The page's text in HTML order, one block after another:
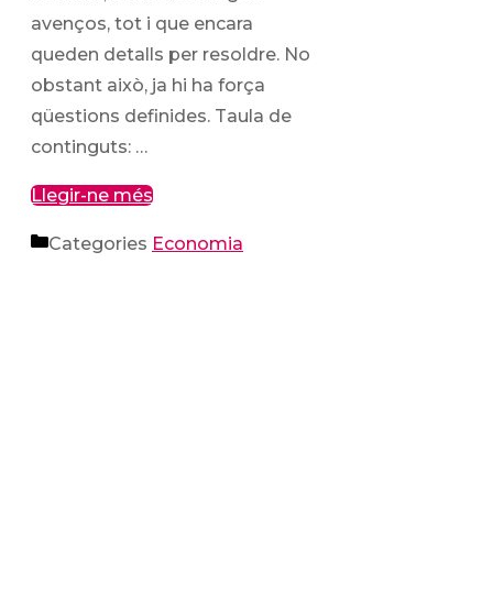
avenços, tot i que encara
queden detalls per resoldre. No
obstant això, ja hi ha força
qüestions definides. Taula de
continguts: …
Llegir-ne més
Categories Economia